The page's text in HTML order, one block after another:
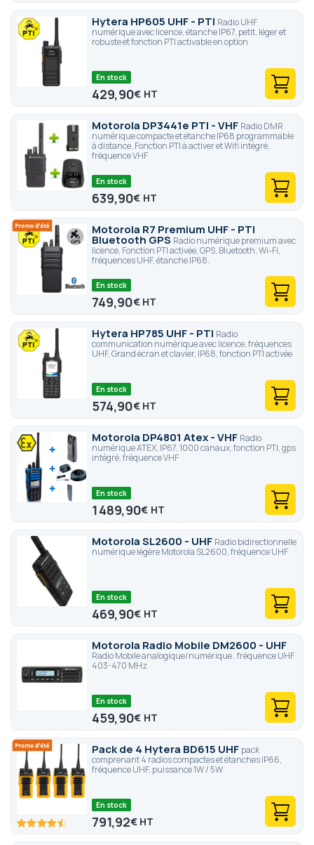
Hytera HP605 UHF - PTI Radio UHF
numérique avec licence, étanche IP67, petit, léger et
robuste et fonction PTI activable en option
En stock
429,90€
Motorola DP3441e PTI - VHF Radio DMR
numérique compacte et étanche IP68 programmable
à distance, Fonction PTI à activer et Wifi intégré,
fréquence VHF
En stock
639,90€
Motorola R7 Premium UHF - PTI
Bluetooth GPS Radio numérique premium avec
licence, Fonction PTI activée, GPS, Bluetooth, Wi-Fi,
fréquences UHF, étanche IP68.
En stock
749,90€
Hytera HP785 UHF - PTI Radio
communication numérique avec licence, fréquences
UHF, Grand écran et clavier, IP68, fonction PTI activée
En stock
574,90€
Motorola DP4801 Atex - VHF Radio
numérique ATEX, IP67, 1000 canaux, fonction PTI, gps
intégré, fréquence VHF
En stock
1 489,90€
Motorola SL2600 - UHF Radio bidirectionnelle
numérique légère Motorola SL2600, fréquence UHF
En stock
469,90€
Motorola Radio Mobile DM2600 - UHF
Radio Mobile analogique/numérique , fréquence UHF
403-470 MHz
En stock
459,90€
Pack de 4 Hytera BD615 UHF pack
comprenant 4 radios compactes et étanches IP66,
fréquence UHF, puissance 1W / 5W
90 100
En stock
791,92€